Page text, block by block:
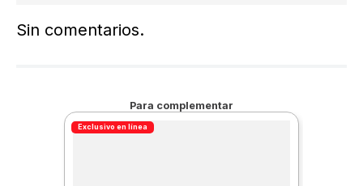
Sin comentarios.
Para complementar
Exclusivo en línea